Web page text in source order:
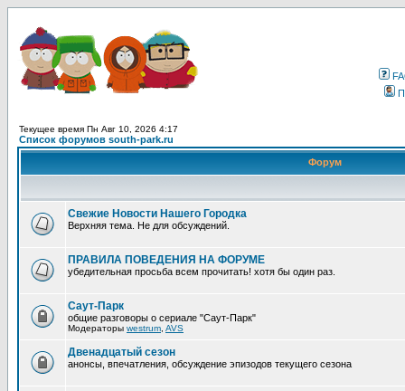
Текущее время Пн Авг 10, 2026 4:17
Список форумов south-park.ru
Форум
Свежие Новости Нашего Городка
Верхняя тема. Не для обсуждений.
ПРАВИЛА ПОВЕДЕНИЯ НА ФОРУМЕ
убедительная просьба всем прочитать! хотя бы один раз.
Саут-Парк
общие разговоры о сериале "Саут-Парк"
Модераторы westrum AVS
Двенадцатый сезон
анонсы, впечатления, обсуждение эпизодов текущего сезона